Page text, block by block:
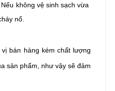
không vệ sinh sạch vừa
nổ.
bán hàng kém chất lượng
sản phẩm, như vậy sẽ đảm